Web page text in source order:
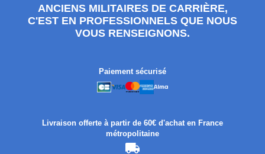
ANCIENS MILITAIRES DE CARRIÈRE,
C'EST EN PROFESSIONNELS QUE NOUS
VOUS RENSEIGNONS.
Paiement sécurisé
Livraison offerte à partir de 60€ d'achat en France
métropolitaine